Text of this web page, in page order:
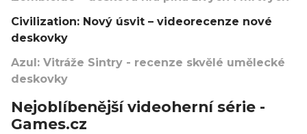
Civilization: Nový úsvit – videorecenze nové
deskovky
Azul: Vitráže Sintry - recenze skvělé umělecké
deskovky
Nejoblíbenější videoherní série -
Games.cz